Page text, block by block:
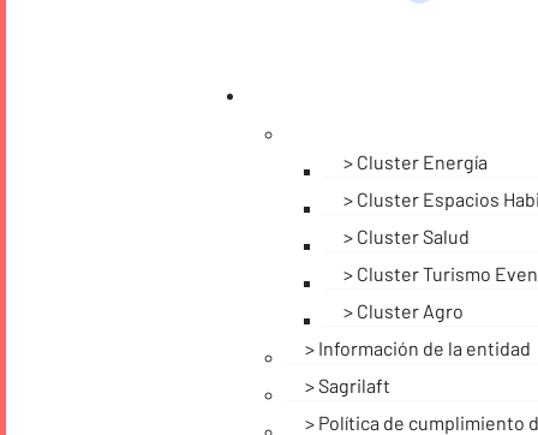
Cluster Energía
Cluster Espacios
Cluster Salud
Cluster Turismo
Cluster Agro
Información de la entidad
Sagrilaft
Política de cumplimiento